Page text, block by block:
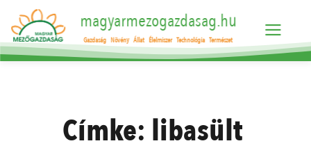
magyarmezogazdasag.hu
Gazdaság Növény Állat Élelmiszer Technológia Természet
Címke: libasült